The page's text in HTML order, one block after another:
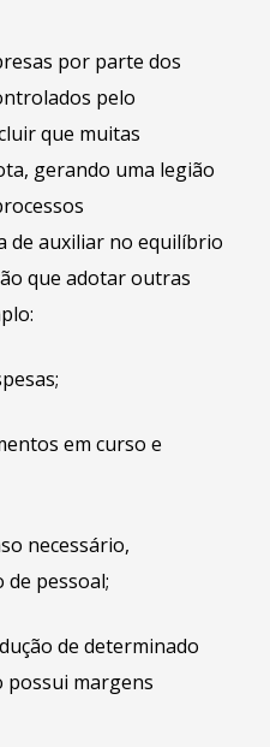
por parte dos
pelo
que muitas
gerando uma legião
de auxiliar no equilíbrio
que adotar outras
em curso e
necessário,
de pessoal;
de determinado
margens